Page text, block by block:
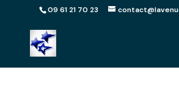
09 61 21 70 23